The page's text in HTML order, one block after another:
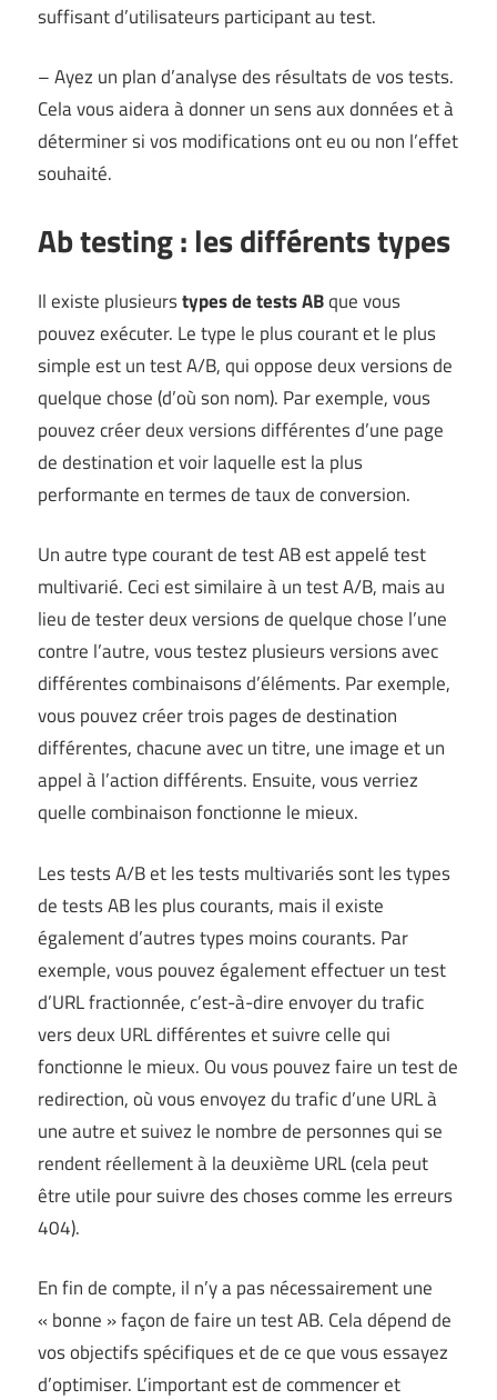
suffisant d’utilisateurs participant au test.
– Ayez un plan d’analyse des résultats de vos tests.
Cela vous aidera à donner un sens aux données et à
déterminer si vos modifications ont eu ou non l’effet
souhaité.
Ab testing : les différents types
Il existe plusieurstypes de tests ABque vous
pouvez exécuter. Le type le plus courant et le plus
simple est un test A/B, qui oppose deux versions de
quelque chose (d’où son nom). Par exemple, vous
pouvez créer deux versions différentes d’une page
de destination et voir laquelle est la plus
performante en termes de taux de conversion.
Un autre type courant de test AB est appelé test
multivarié. Ceci est similaire à un test A/B, mais au
lieu de tester deux versions de quelque chose l’une
contre l’autre, vous testez plusieurs versions avec
différentes combinaisons d’éléments. Par exemple,
vous pouvez créer trois pages de destination
différentes, chacune avec un titre, une image et un
appel à l’action différents. Ensuite, vous verriez
quelle combinaison fonctionne le mieux.
Les tests A/B et les tests multivariés sont les types
de tests AB les plus courants, mais il existe
également d’autres types moins courants. Par
exemple, vous pouvez également effectuer un test
d’URL fractionnée, c’est-à-dire envoyer du trafic
vers deux URL différentes et suivre celle qui
fonctionne le mieux. Ou vous pouvez faire un test de
redirection, où vous envoyez du trafic d’une URL à
une autre et suivez le nombre de personnes qui se
rendent réellement à la deuxième URL (cela peut
être utile pour suivre des choses comme les erreurs
404).
En fin de compte, il n’y a pas nécessairement une
« bonne » façon de faire un test AB. Cela dépend de
vos objectifs spécifiques et de ce que vous essayez
d’optimiser. L’important est de commencer et